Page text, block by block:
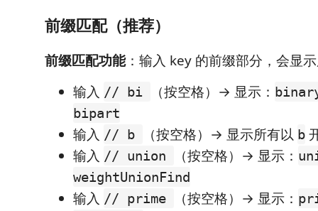
前缀匹配（推荐）
前缀匹配功能：输入 key 的前缀部分，会显
输入 // bi （按空格）→ 显示：
bipart
输入 // b （按空格）→ 显示所有以 b
输入 // union （按空格）→ 显示：
weightUnionFind
输入 // prime （按空格）→ 显示：